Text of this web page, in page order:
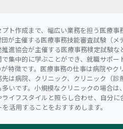
ト作成まで、幅広い業務を担う医療
が主催する医療事務技能審査試験（
進協会が主催する医療事務検定試験
集中的に学ぶことができ、就職サポ
特徴です。医療事務の仕事は病院や
は病院、クリニック、クリニック（
いです。小規模なクリニックの場合
イフスタイルと照らし合わせ、自分
活用することをおすすめします。